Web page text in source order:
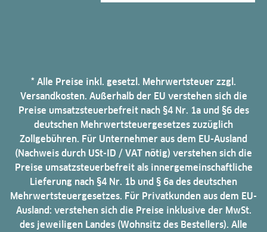
* Alle Preise inkl. gesetzl. Mehrwertsteuer zzgl.
Versandkosten. Außerhalb der EU verstehen sich die
Preise umsatzsteuerbefreit nach §4 Nr. 1a und §6 des
deutschen Mehrwertsteuergesetzes zuzüglich
Zollgebühren. Für Unternehmer aus dem EU-Ausland
(Nachweis durch USt-ID / VAT nötig) verstehen sich die
Preise umsatzsteuerbefreit als innergemeinschaftliche
Lieferung nach §4 Nr. 1b und § 6a des deutschen
Mehrwertsteuergesetzes. Für Privatkunden aus dem EU-
Ausland: verstehen sich die Preise inklusive der MwSt.
des jeweiligen Landes (Wohnsitz des Bestellers). Alle